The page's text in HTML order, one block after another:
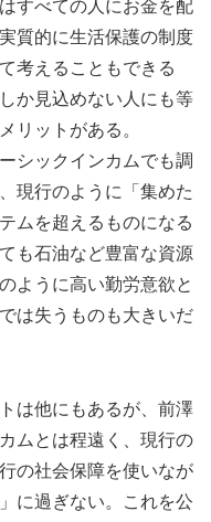
すべての人にお金を配
質的に生活保護の制度
考えることもできる
か見込めない人にも等
リットがある。
シックインカムでも調
現行のように「集めた
ムを超えるものになる
も石油など豊富な資源
ように高い勤労意欲と
は失うものも大きいだ
は他にもあるが、前澤
ムとは程遠く、現行の
の社会保障を使いなが
に過ぎない。これを公